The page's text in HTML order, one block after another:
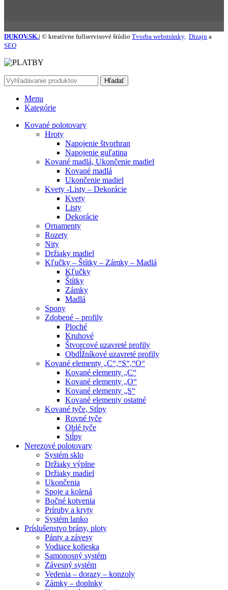
DUKOV.SK.| © kreatívne fullservisové štúdio Tvorba webstránky, Dizajn a
SEO
Hľadať
Menu
Kategórie
Kované polotovary
Hroty
Napojenie štvorhran
Napojenie guľatina
Kované madlá, Ukončenie madiel
Kované madlá
Ukončenie madiel
Kvety -Listy – Dekorácie
Kvety
Listy
Dekorácie
Ornamenty
Rozety
Nity
Držiaky madiel
Kľučky – Štítky – Zámky – Madlá
Kľučky
Štítky
Zámky
Madlá
Spony
Zdobené – profily
Ploché
Kruhové
Štvorcové uzavreté profily
Obdĺžníkové uzavreté profily
Kované elementy „C“,“S“,“O“
Kované elementy „C“
Kované elementy „O“
Kované elementy „S“
Kované elementy ostatné
Kované tyče, Stĺpy
Rovné tyče
Oblé tyče
Stĺpy
Nerezové polotovary
Systém sklo
Držiaky výplne
Držiaky madiel
Ukončenia
Spoje a kolená
Bočné kotvenia
Príruby a kryty
Systém lanko
Príslušenstvo brány, ploty
Pánty a závesy
Vodiace kolieska
Samonosný systém
Závesný systém
Vedenia – dorazy – konzoly
Zámky – doplnky